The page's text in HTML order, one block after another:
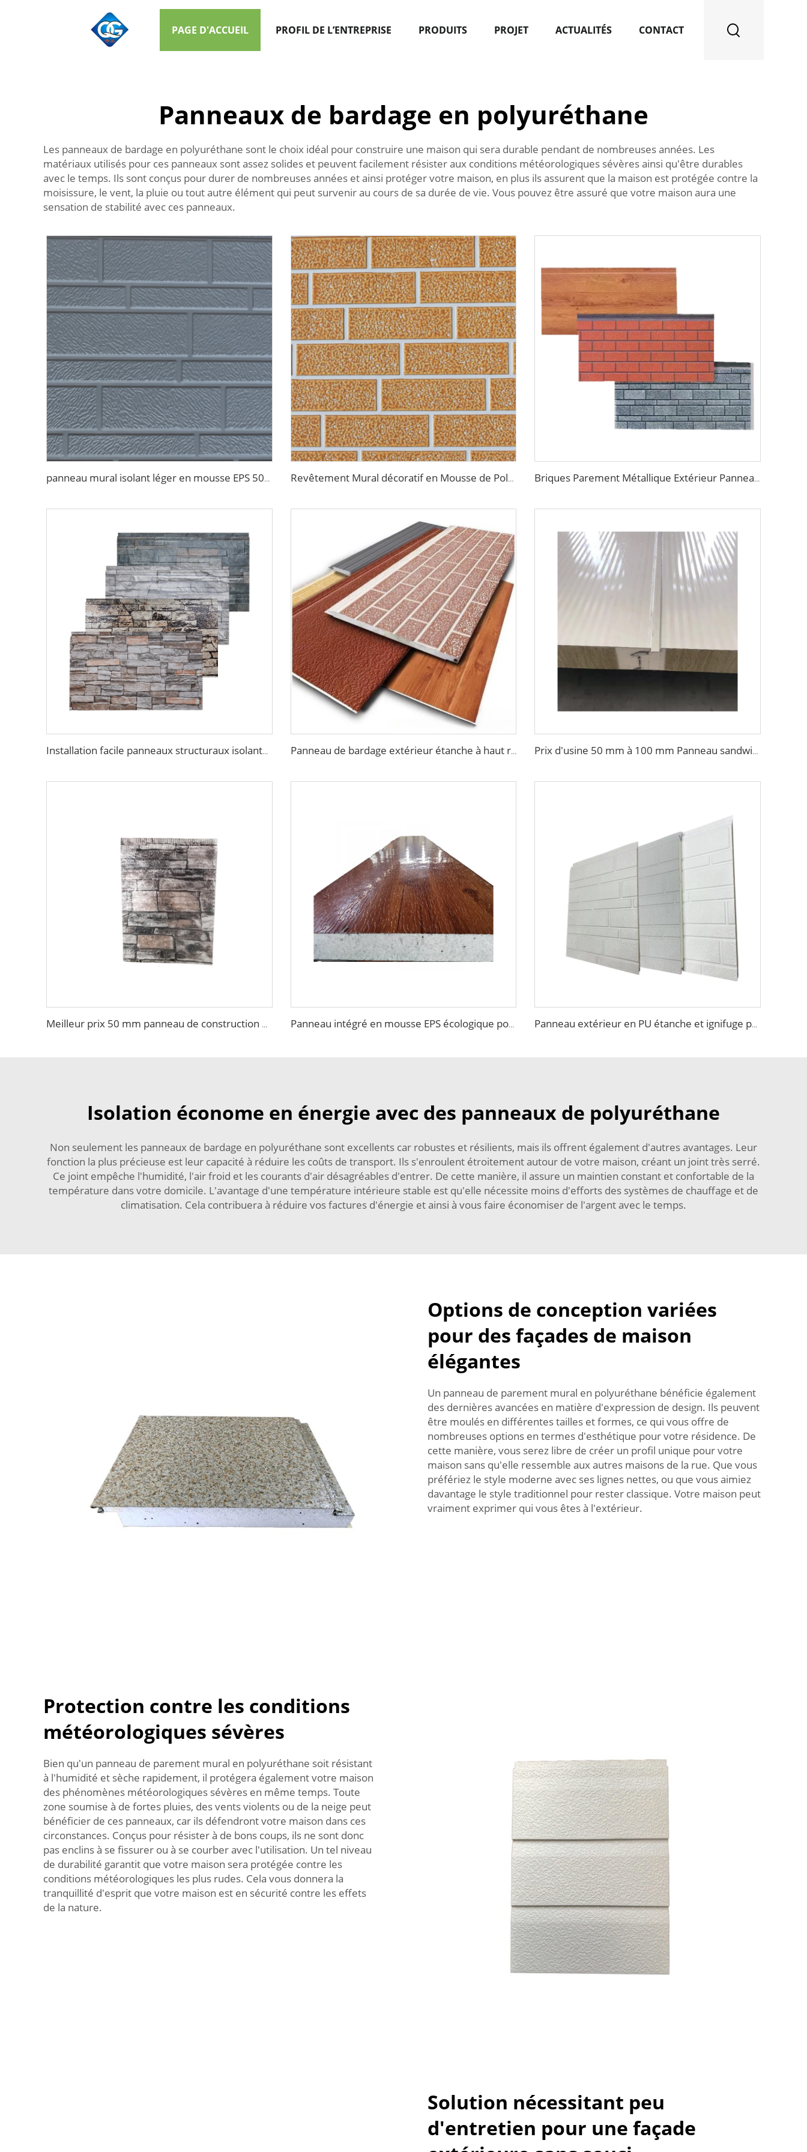
PAGE D'ACCUEIL PROFIL DE L’ENTREPRISE PRODUITS PROJET ACTUALITÉS CONTACT
Panneaux de bardage en polyuréthane
Les panneaux de bardage en polyuréthane sont le choix idéal pour construire une maison qui sera durable pendant de nombreuses années. Les
matériaux utilisés pour ces panneaux sont assez solides et peuvent facilement résister aux conditions météorologiques sévères ainsi qu'être durables
avec le temps. Ils sont conçus pour durer de nombreuses années et ainsi protéger votre maison, en plus ils assurent que la maison est protégée contre la
moisissure, le vent, la pluie ou tout autre élément qui peut survenir au cours de sa durée de vie. Vous pouvez être assuré que votre maison aura une
sensation de stabilité avec ces panneaux.
panneau mural isolant léger en mousse EPS 50mm 75mm pour extérieur Revêtement Mural décoratif en Mousse de Polyuréthane Imitation Brique Ignifuge Panneaux Sandwich Métalliques Isolants sans Joints Briques Parement Métallique Extérieur Panneaux Sandwich Préfabriqués Maison Panneaux Sandwich en Polyuréthane
Installation facile panneaux structuraux isolants panneau métallique décoratif mur maison matériaux de construction Panneau de bardage extérieur étanche à haut rendement et bas coût panneaux de bardage en aluminium pour murs extérieurs Prix d'usine 50 mm à 100 mm Panneau sandwich mural en laine de roche ignifuge Panneau ondulé Isolation extérieure
Meilleur prix 50 mm panneau de construction en mousse extérieur Panneau sandwich brique Feu ignifuge Qualité supérieure Panneau sandwich EPS Panneau intégré en mousse EPS écologique pour décoration et isolation de façade extérieure panneau gravé en métal pour l'extérieur Panneau extérieur en PU étanche et ignifuge pour mur extérieur métallique, panneaux de bardage pour murs de maison et entrepôt
Isolation économe en énergie avec des panneaux de polyuréthane
Non seulement les panneaux de bardage en polyuréthane sont excellents car robustes et résilients, mais ils offrent également d'autres avantages. Leur
fonction la plus précieuse est leur capacité à réduire les coûts de transport. Ils s'enroulent étroitement autour de votre maison, créant un joint très serré.
Ce joint empêche l'humidité, l'air froid et les courants d'air désagréables d'entrer. De cette manière, il assure un maintien constant et confortable de la
température dans votre domicile. L'avantage d'une température intérieure stable est qu'elle nécessite moins d'efforts des systèmes de chauffage et de
climatisation. Cela contribuera à réduire vos factures d'énergie et ainsi à vous faire économiser de l'argent avec le temps.
Options de conception variées
pour des façades de maison
élégantes
Un panneau de parement mural en polyuréthane bénéficie également
des dernières avancées en matière d'expression de design. Ils peuvent
être moulés en différentes tailles et formes, ce qui vous offre de
nombreuses options en termes d'esthétique pour votre résidence. De
cette manière, vous serez libre de créer un profil unique pour votre
maison sans qu'elle ressemble aux autres maisons de la rue. Que vous
préfériez le style moderne avec ses lignes nettes, ou que vous aimiez
davantage le style traditionnel pour rester classique. Votre maison peut
vraiment exprimer qui vous êtes à l'extérieur.
Protection contre les conditions
météorologiques sévères
Bien qu'un panneau de parement mural en polyuréthane soit résistant
à l'humidité et sèche rapidement, il protégera également votre maison
des phénomènes météorologiques sévères en même temps. Toute
zone soumise à de fortes pluies, des vents violents ou de la neige peut
bénéficier de ces panneaux, car ils défendront votre maison dans ces
circonstances. Conçus pour résister à de bons coups, ils ne sont donc
pas enclins à se fissurer ou à se courber avec l'utilisation. Un tel niveau
de durabilité garantit que votre maison sera protégée contre les
conditions météorologiques les plus rudes. Cela vous donnera la
tranquillité d'esprit que votre maison est en sécurité contre les effets
de la nature.
Solution nécessitant peu
d'entretien pour une façade